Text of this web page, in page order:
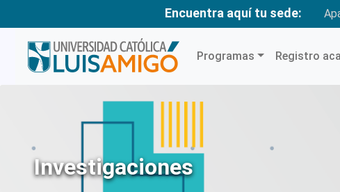
Encuentra aquí tu sede:
Programas Registro
Investigaciones